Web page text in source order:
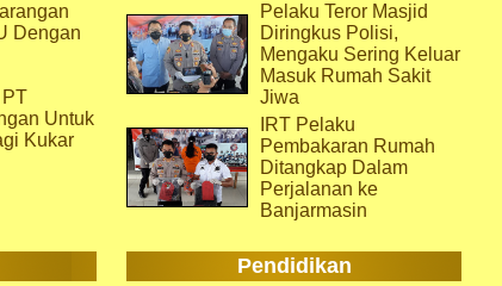
Dengan
Untuk
Kukar
Pelaku Teror Masjid
Diringkus Polisi,
Mengaku Sering Keluar
Masuk Rumah Sakit
Jiwa
IRT Pelaku
Pembakaran Rumah
Ditangkap Dalam
Perjalanan ke
Banjarmasin
Pendidikan